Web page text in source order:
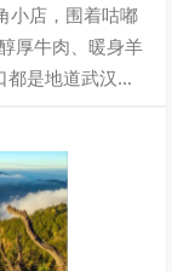
小店，围着咕嘟
厚牛肉、暖身羊
是地道武汉